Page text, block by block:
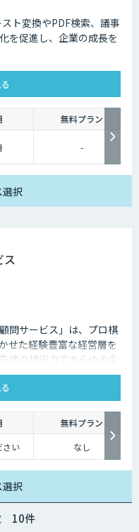
ト変換やPDF検索、議事
を促進し、企業の成長を
無料プラン
-
選択
ス
問サービス」は、プロ棋
せた経験豊富な経営層を
端の技術力であらゆる企
す。
無料プラン
さい なし
選択
10件